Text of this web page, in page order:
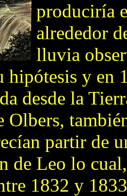
produciría
alrededor
lluvia
hipótesis y en
desde la
Olbers,
partir de
de Leo lo
1832 y